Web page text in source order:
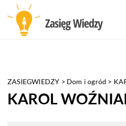
ZASIEGWIEDZY > Dom i ogród >
KAROL